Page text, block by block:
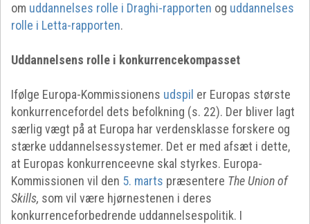
om uddannelses rolle i Draghi-rapporten og uddannelses
rolle i Letta-rapporten.
Uddannelsens rolle i konkurrencekompasset
Ifølge Europa-Kommissionens udspil er Europas største
konkurrencefordel dets befolkning (s. 22). Der bliver lagt
særlig vægt på at Europa har verdensklasse forskere og
stærke uddannelsessystemer. Det er med afsæt i dette,
at Europas konkurrenceevne skal styrkes. Europa-
Kommissionen vil den 5. marts præsentere The Union of
Skills, som vil være hjørnestenen i deres
konkurrenceforbedrende uddannelsespolitik. I